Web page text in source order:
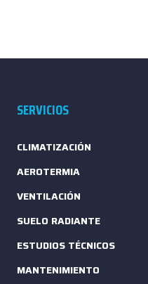
SERVICIOS
CLIMATIZACIÓN
AEROTERMIA
VENTILACIÓN
SUELO RADIANTE
ESTUDIOS TÉCNICOS
MANTENIMIENTO